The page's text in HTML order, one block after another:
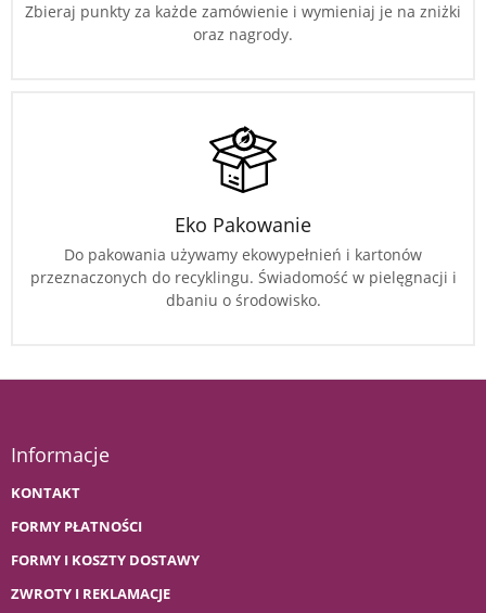
Zbieraj punkty za każde zamówienie i wymieniaj je na zniżki
oraz nagrody.
Eko Pakowanie
Do pakowania używamy ekowypełnień i kartonów
przeznaczonych do recyklingu. Świadomość w pielęgnacji i
dbaniu o środowisko.
Informacje
KONTAKT
FORMY PŁATNOŚCI
FORMY I KOSZTY DOSTAWY
ZWROTY I REKLAMACJE